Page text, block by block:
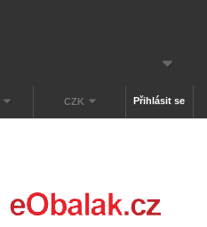
Přihlásit se
CZK